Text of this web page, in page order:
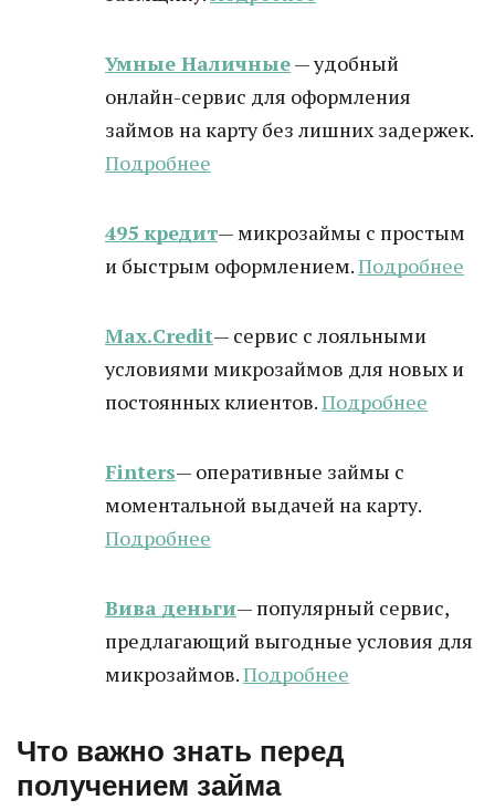
Умные Наличные— удобный
онлайн-сервис для оформления
займов на карту без лишних задержек.
Подробнее
495 кредит— микрозаймы с простым
и быстрым оформлением.Подробнее
Max.Credit— сервис с лояльными
условиями микрозаймов для новых и
постоянных клиентов.Подробнее
Finters— оперативные займы с
моментальной выдачей на карту.
Подробнее
Вива деньги— популярный сервис,
предлагающий выгодные условия для
микрозаймов.Подробнее
Что важно знать перед
получением займа